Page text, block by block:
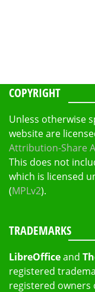
COPYRIGHT
Unless otherwise
website are
Attribution-Share
This does not
which is licensed
(MPLv2).
TRADEMARKS
LibreOfficeand
registered
registered owners